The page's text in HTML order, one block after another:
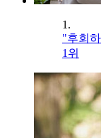
1.
"후회
1위